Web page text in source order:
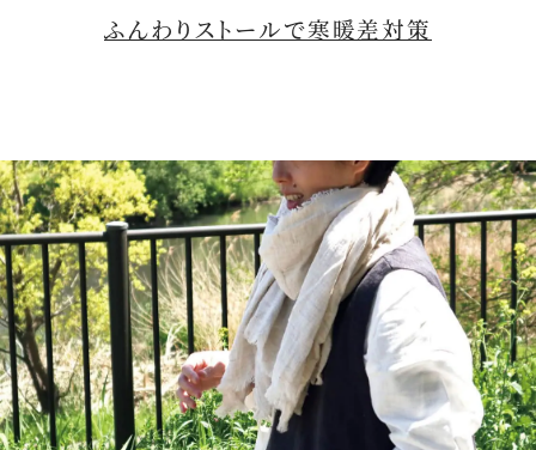
ふんわりストールで寒暖差対策